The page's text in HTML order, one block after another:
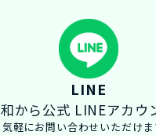
LINE
和から公式 LINEアカウ
気軽にお問い合わせいただけま